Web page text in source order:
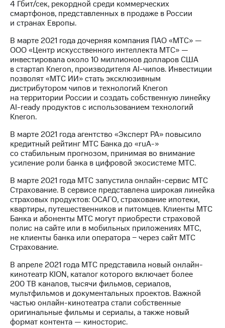
4 Гбит/сек, рекордной среди коммерческих
смартфонов, представленных в продаже в России
и странах Европы.
В марте 2021 года дочерняя компания ПАО «МТС» —
ООО «Центр искусственного интеллекта МТС» —
инвестировала около 10 миллионов долларов США
в стартап Kneron, производителя AI-чипов. Инвестиции
позволят «МТС ИИ» стать эксклюзивным
дистрибутором чипов и технологий Kneron
на территории России и создать собственную линейку
AI-ready продуктов с использованием технологий
Kneron.
В марте 2021 года агентство «Эксперт РА» повысило
кредитный рейтинг МТС Банка до «ruA-»
со стабильным прогнозом, принимая во внимание
усиление роли банка в цифровой экосистеме МТС.
В марте 2021 года МТС запустила онлайн-сервис МТС
Страхование. В сервисе представлена широкая линейка
страховых продуктов: ОСАГО, страхование ипотеки,
квартиры, путешественников и питомцев. Клиенты МТС
Банка и абоненты МТС могут приобрести страховой
полис на сайте или в мобильных приложениях МТС,
не клиенты банка или оператора − через сайт МТС
Страхование.
В апреле 2021 года МТС представила новый онлайн-
кинотеатр KION, каталог которого включает более
200 ТВ каналов, тысячи фильмов, сериалов,
мультфильмов и документальных проектов. Важной
частью онлайн-кинотеатра стали собственные
оригинальные фильмы и сериалы, а также новый
формат контента — киносторис.